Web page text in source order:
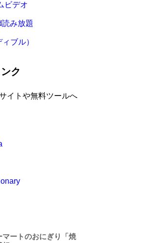
ビデオ
み放題
ブル）
ク
イトや無料ツールへ
マートのおにぎり「焼